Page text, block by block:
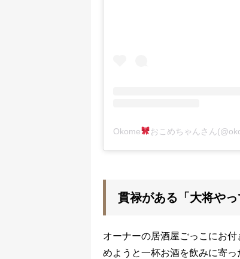
Okome おこめちゃんさん
貫禄がある「大将やっ
オーナーの居酒屋ごっこにお
めようと一杯お酒を飲みに寄